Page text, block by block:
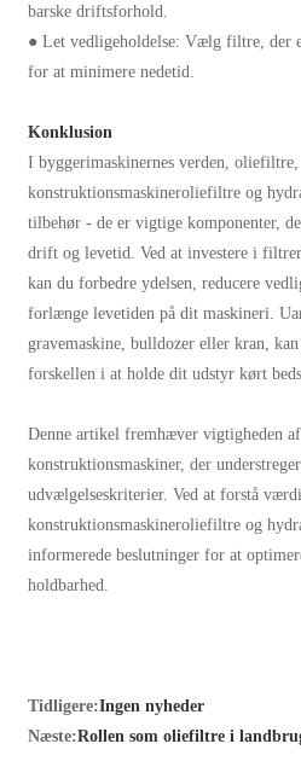
barske driftsforhold.
● Let vedligeholdelse: Vælg filtre, der
for at minimere nedetid.
Konklusion
I byggerimaskinernes verden, oliefiltre,
konstruktionsmaskineroliefiltre og
tilbehør - de er vigtige komponenter,
drift og levetid. Ved at investere i
kan du forbedre ydelsen, reducere
forlænge levetiden på dit maskineri.
gravemaskine, bulldozer eller kran,
forskellen i at holde dit udstyr kørt
Denne artikel fremhæver vigtigheden
konstruktionsmaskiner, der
udvælgelseskriterier. Ved at forstå
konstruktionsmaskineroliefiltre og
informerede beslutninger for at
holdbarhed.
Tidligere:Ingen nyheder
Næste:Rollen som oliefiltre i